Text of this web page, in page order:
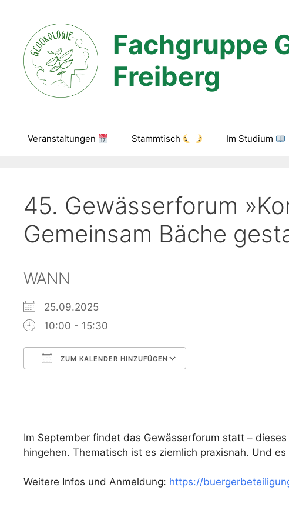
springen
Fachgruppe
Freiberg
Veranstaltungen Stammtisch Im Studium
45. Gewässerforum
Gemeinsam Bäche
WANN
25.09.2025
10:00 - 15:30
ZUM KALENDER HINZUFÜGEN
Im September findet das Gewässerforum statt –
hingehen. Thematisch ist es ziemlich praxisnah. Und
Weitere Infos und Anmeldung: https://